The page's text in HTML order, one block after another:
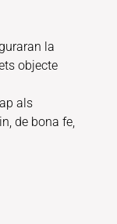
la
objecte
als
de bona fe,